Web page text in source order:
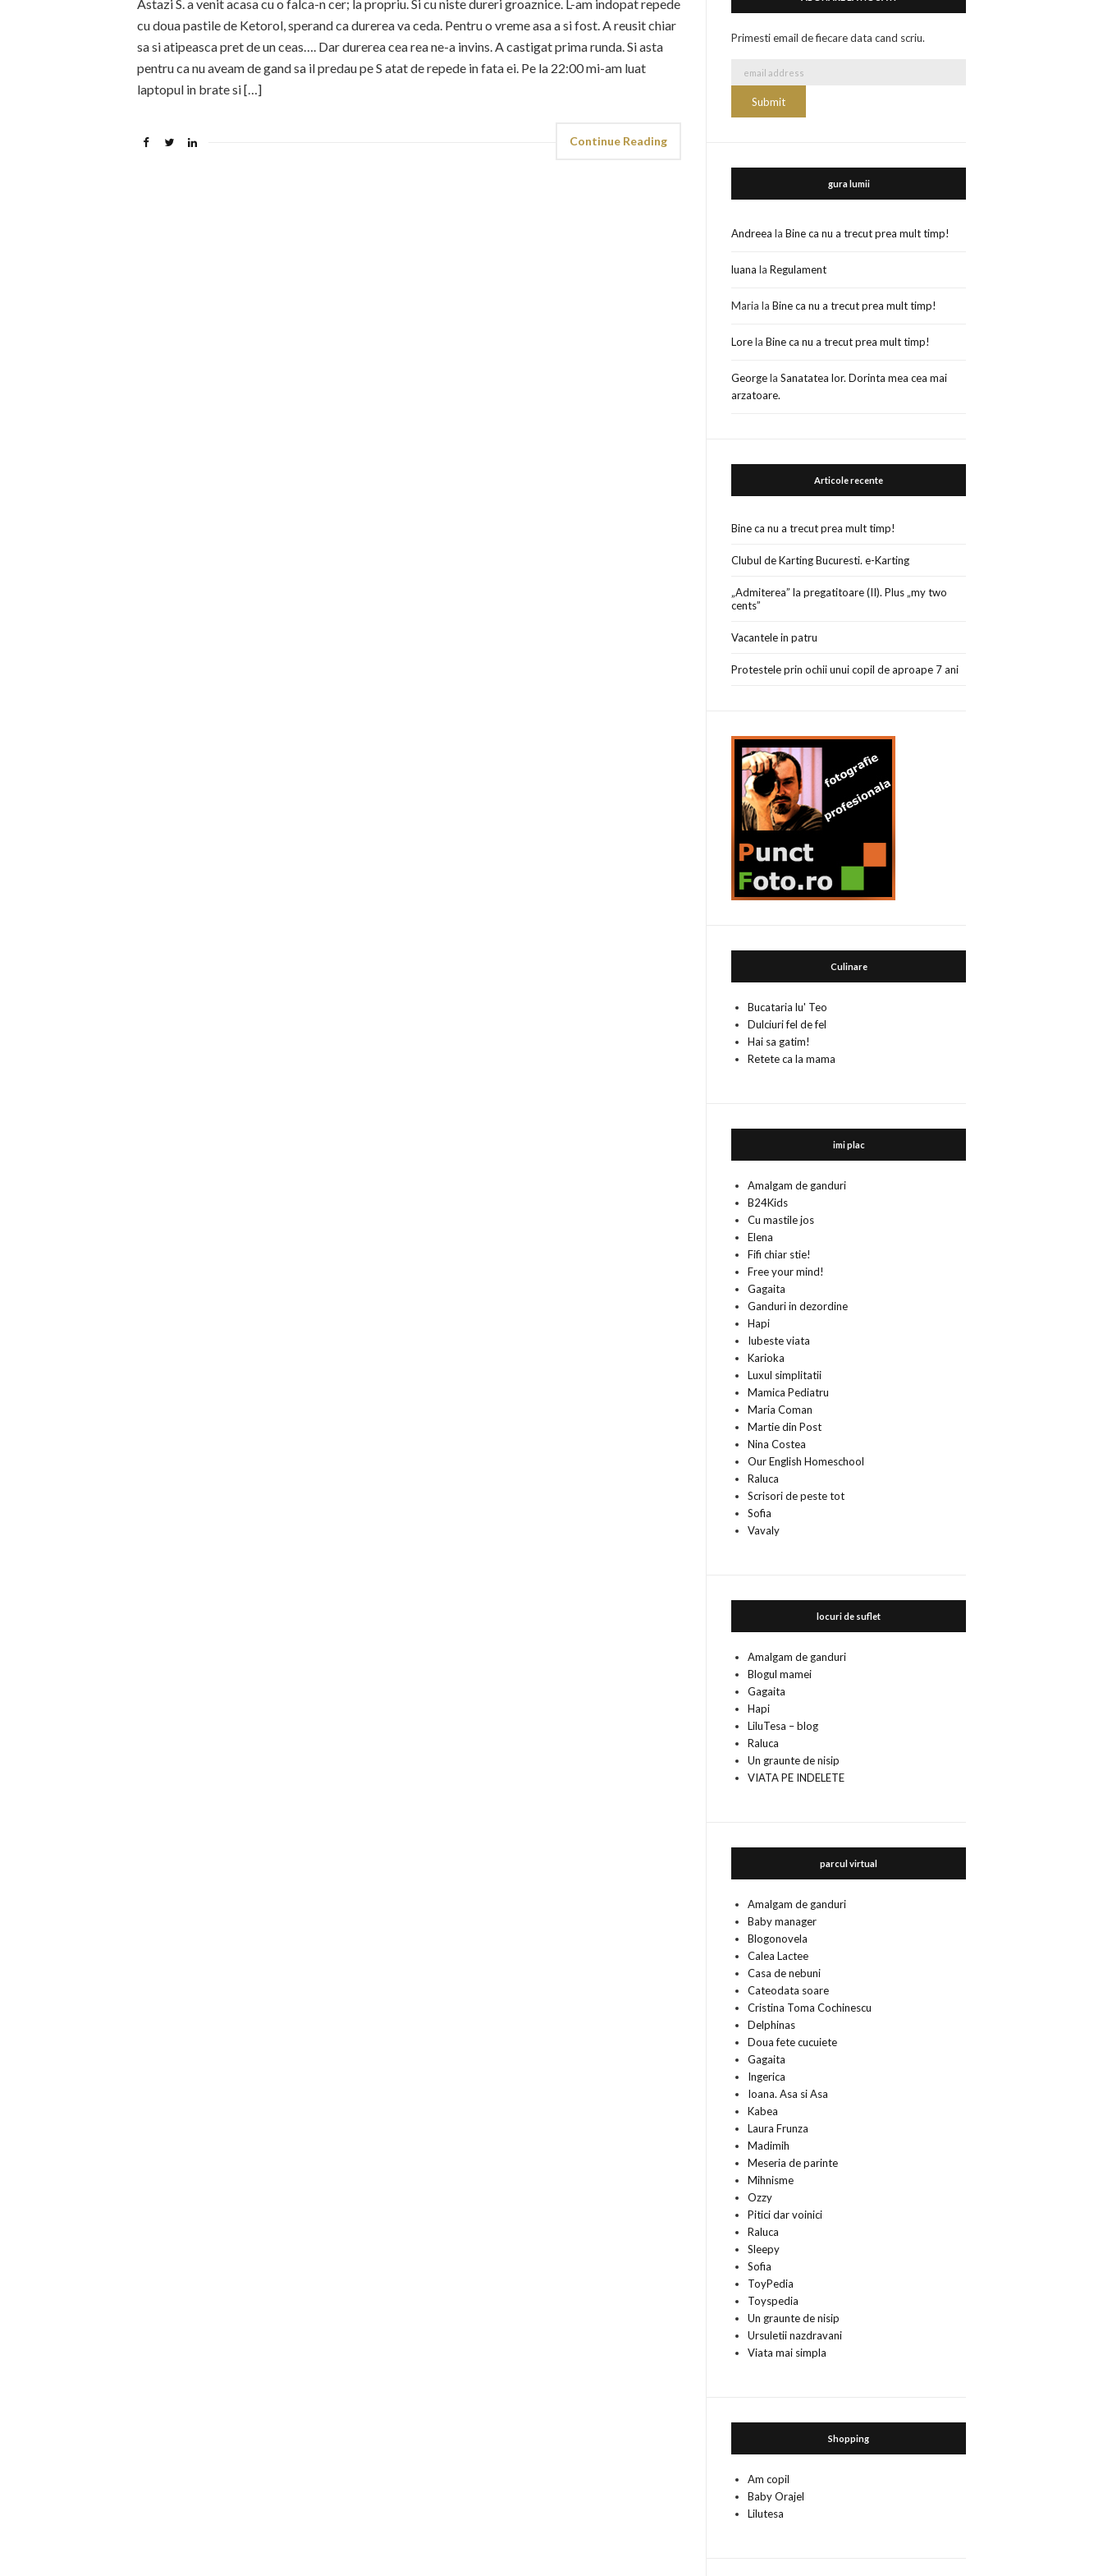
Astazi S. a venit acasa cu o falca-n cer; la propriu. Si cu niste dureri groaznice. L-am indopat repede
cu doua pastile de Ketorol, sperand ca durerea va ceda. Pentru o vreme asa a si fost. A reusit chiar
sa si atipeasca pret de un ceas…. Dar durerea cea rea ne-a invins. A castigat prima runda. Si asta
pentru ca nu aveam de gand sa il predau pe S atat de repede in fata ei. Pe la 22:00 mi-am luat
laptopul in brate si […]
Continue Reading
Primesti email de fiecare data cand scriu.
gura lumii
Andreea laBine ca nu a trecut prea mult timp!
luana laRegulament
Maria laBine ca nu a trecut prea mult timp!
LorelaBine ca nu a trecut prea mult timp!
GeorgelaSanatatea lor. Dorinta mea cea mai
arzatoare.
Articole recente
Bine ca nu a trecut prea mult timp!
Clubul de Karting Bucuresti. e-Karting
„Admiterea” la pregatitoare (II). Plus „my two
cents”
Vacantele in patru
Protestele prin ochii unui copil de aproape 7 ani
Culinare
Bucataria lu' Teo
Dulciuri fel de fel
Hai sa gatim!
Retete ca la mama
imi plac
Amalgam de ganduri
B24Kids
Cu mastile jos
Elena
Fifi chiar stie!
Free your mind!
Gagaita
Ganduri in dezordine
Hapi
Iubeste viata
Karioka
Luxul simplitatii
Mamica Pediatru
Maria Coman
Martie din Post
Nina Costea
Our English Homeschool
Raluca
Scrisori de peste tot
Sofia
Vavaly
locuri de suflet
Amalgam de ganduri
Blogul mamei
Gagaita
Hapi
LiluTesa – blog
Raluca
Un graunte de nisip
VIATA PE INDELETE
parcul virtual
Amalgam de ganduri
Baby manager
Blogonovela
Calea Lactee
Casa de nebuni
Cateodata soare
Cristina Toma Cochinescu
Delphinas
Doua fete cucuiete
Gagaita
Ingerica
Ioana. Asa si Asa
Kabea
Laura Frunza
Madimih
Meseria de parinte
Mihnisme
Ozzy
Pitici dar voinici
Raluca
Sleepy
Sofia
ToyPedia
Toyspedia
Un graunte de nisip
Ursuletii nazdravani
Viata mai simpla
Shopping
Am copil
Baby Orajel
Lilutesa